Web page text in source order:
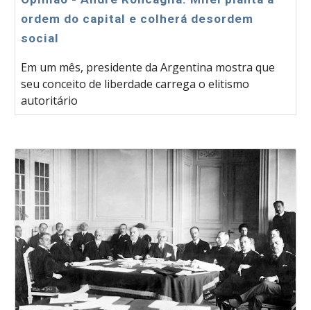
ordem do capital e colherá desordem
social
Em um mês, presidente da Argentina mostra que
seu conceito de liberdade carrega o elitismo
autoritário